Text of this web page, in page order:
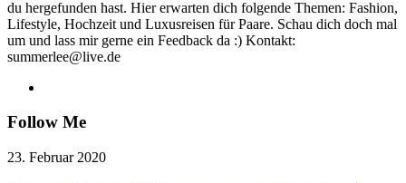
du hergefunden hast. Hier erwarten dich folgende Themen: Fashion,
Lifestyle, Hochzeit und Luxusreisen für Paare. Schau dich doch mal
um und lass mir gerne ein Feedback da :) Kontakt:
summerlee@live.de
Follow Me
23. Februar 2020